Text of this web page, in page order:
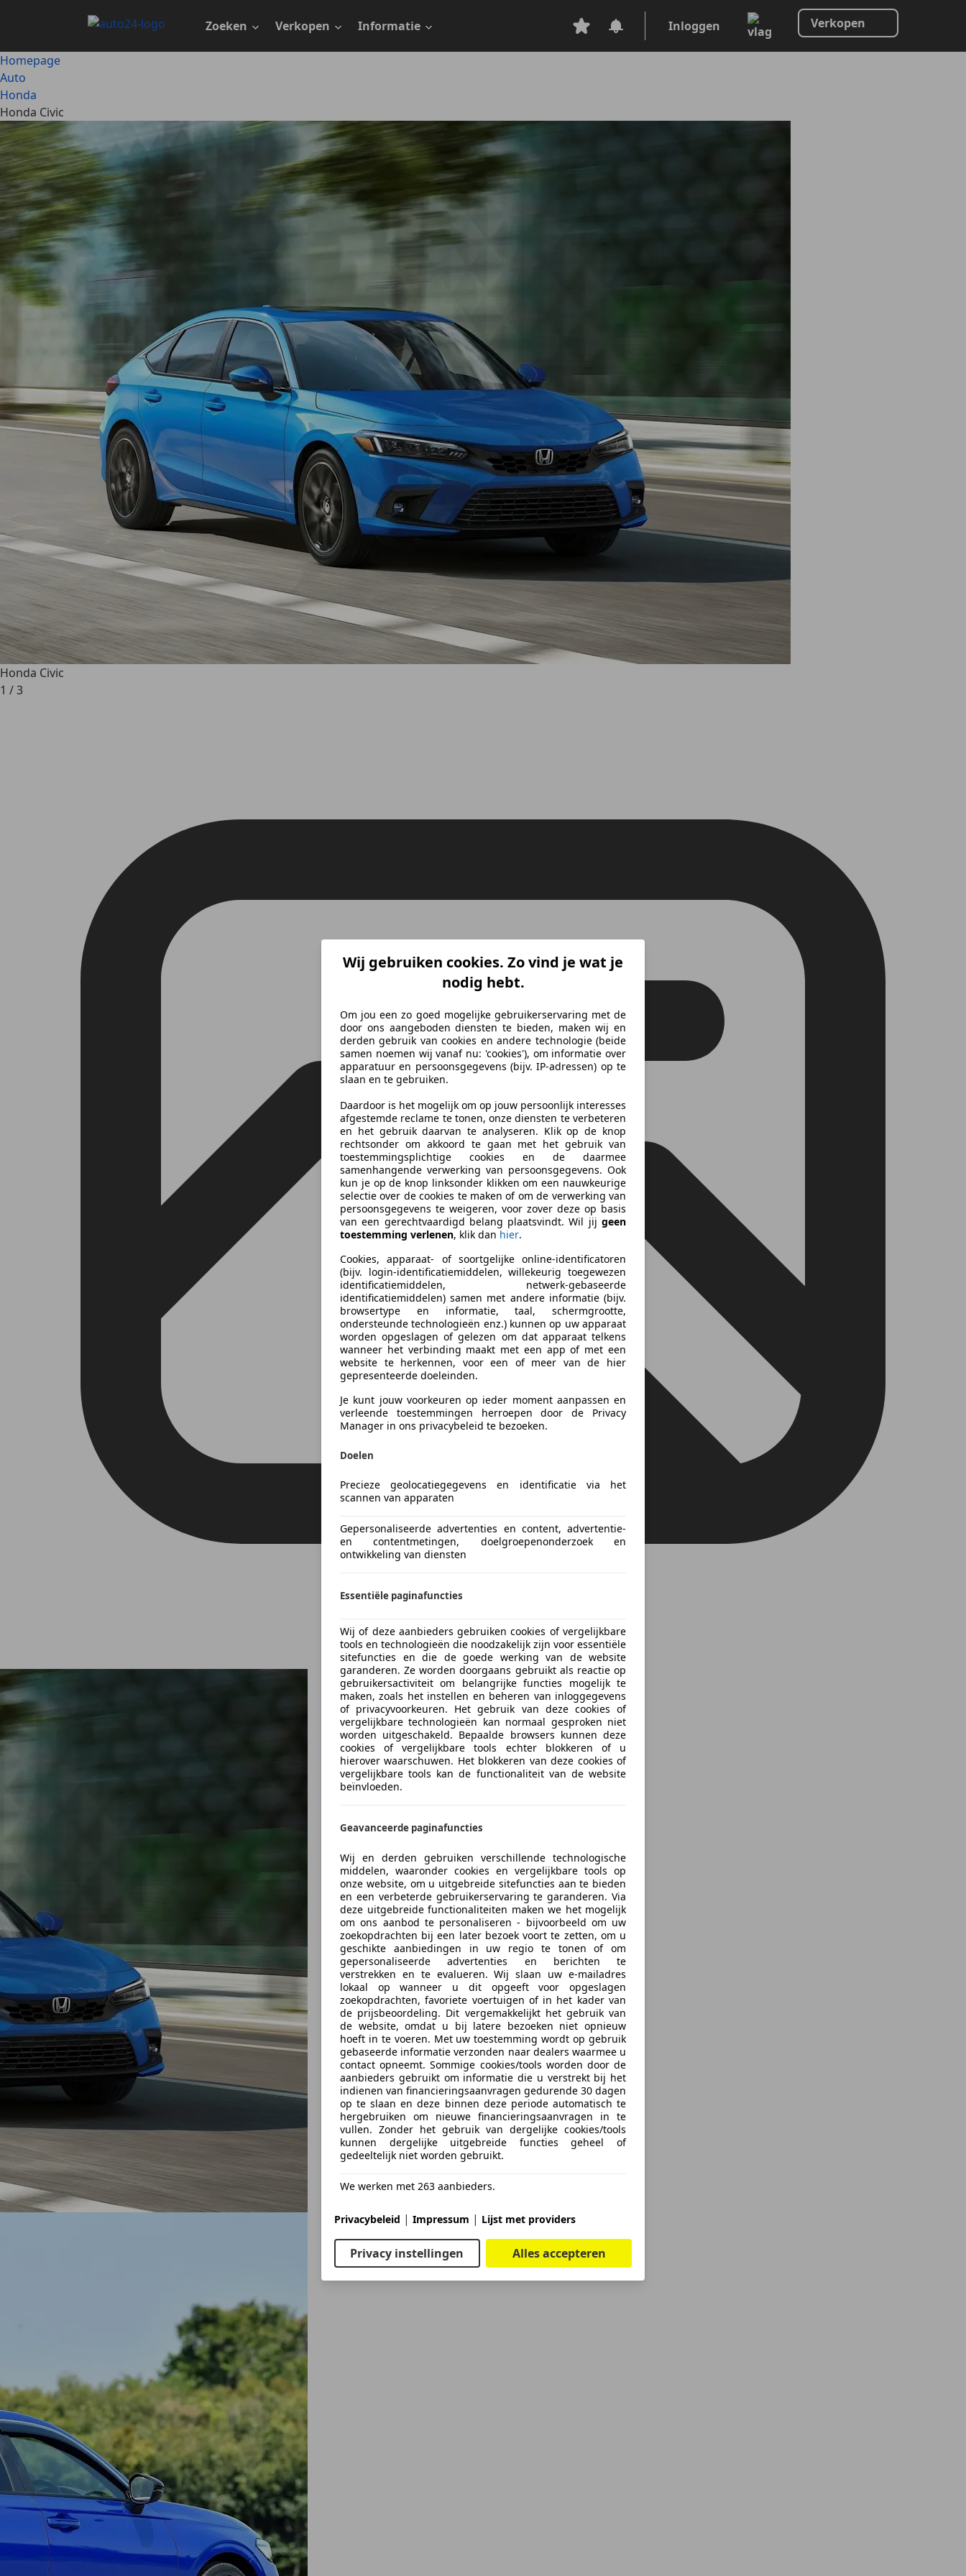
Zoeken Verkopen Informatie Inloggen Verkopen
Homepage
Auto
Honda
Honda Civic
Honda Civic
1 /3
Wij gebruiken cookies. Zo vind je wat je
nodig hebt.
Om jou een zo goed mogelijke gebruikerservaring met de
door ons aangeboden diensten te bieden, maken wij en
derden gebruik van cookies en andere technologie (beide
samen noemen wij vanaf nu: 'cookies'), om informatie over
apparatuur en persoonsgegevens (bijv. IP-adressen) op te
slaan en te gebruiken.
Daardoor is het mogelijk om op jouw persoonlijk interesses
afgestemde reclame te tonen, onze diensten te verbeteren
en het gebruik daarvan te analyseren. Klik op de knop
rechtsonder om akkoord te gaan met het gebruik van
toestemmingsplichtige cookies en de daarmee
samenhangende verwerking van persoonsgegevens. Ook
kun je op de knop linksonder klikken om een nauwkeurige
selectie over de cookies te maken of om de verwerking van
persoonsgegevens te weigeren, voor zover deze op basis
van een gerechtvaardigd belang plaatsvindt. Wil jij geen
toestemming verlenen, klik dan hier.
Cookies, apparaat- of soortgelijke online-identificatoren
(bijv. login-identificatiemiddelen, willekeurig toegewezen
identificatiemiddelen, netwerk-gebaseerde
identificatiemiddelen) samen met andere informatie (bijv.
browsertype en informatie, taal, schermgrootte,
ondersteunde technologieën enz.) kunnen op uw apparaat
worden opgeslagen of gelezen om dat apparaat telkens
wanneer het verbinding maakt met een app of met een
website te herkennen, voor een of meer van de hier
gepresenteerde doeleinden.
Je kunt jouw voorkeuren op ieder moment aanpassen en
verleende toestemmingen herroepen door de Privacy
Manager in ons privacybeleid te bezoeken.
Doelen
Precieze geolocatiegegevens en identificatie via het
scannen van apparaten
Gepersonaliseerde advertenties en content, advertentie-
en contentmetingen, doelgroepenonderzoek en
ontwikkeling van diensten
Essentiële paginafuncties
Wij of deze aanbieders gebruiken cookies of vergelijkbare
tools en technologieën die noodzakelijk zijn voor essentiële
sitefuncties en die de goede werking van de website
garanderen. Ze worden doorgaans gebruikt als reactie op
gebruikersactiviteit om belangrijke functies mogelijk te
maken, zoals het instellen en beheren van inloggegevens
of privacyvoorkeuren. Het gebruik van deze cookies of
vergelijkbare technologieën kan normaal gesproken niet
worden uitgeschakeld. Bepaalde browsers kunnen deze
cookies of vergelijkbare tools echter blokkeren of u
hierover waarschuwen. Het blokkeren van deze cookies of
vergelijkbare tools kan de functionaliteit van de website
beïnvloeden.
Geavanceerde paginafuncties
Wij en derden gebruiken verschillende technologische
middelen, waaronder cookies en vergelijkbare tools op
onze website, om u uitgebreide sitefuncties aan te bieden
en een verbeterde gebruikerservaring te garanderen. Via
deze uitgebreide functionaliteiten maken we het mogelijk
om ons aanbod te personaliseren - bijvoorbeeld om uw
zoekopdrachten bij een later bezoek voort te zetten, om u
geschikte aanbiedingen in uw regio te tonen of om
gepersonaliseerde advertenties en berichten te
verstrekken en te evalueren. Wij slaan uw e-mailadres
lokaal op wanneer u dit opgeeft voor opgeslagen
zoekopdrachten, favoriete voertuigen of in het kader van
de prijsbeoordeling. Dit vergemakkelijkt het gebruik van
de website, omdat u bij latere bezoeken niet opnieuw
hoeft in te voeren. Met uw toestemming wordt op gebruik
gebaseerde informatie verzonden naar dealers waarmee u
contact opneemt. Sommige cookies/tools worden door de
aanbieders gebruikt om informatie die u verstrekt bij het
indienen van financieringsaanvragen gedurende 30 dagen
op te slaan en deze binnen deze periode automatisch te
hergebruiken om nieuwe financieringsaanvragen in te
vullen. Zonder het gebruik van dergelijke cookies/tools
kunnen dergelijke uitgebreide functies geheel of
gedeeltelijk niet worden gebruikt.
We werken met 263 aanbieders.
Privacybeleid | Impressum | Lijst met providers
Privacy instellingen Alles accepteren